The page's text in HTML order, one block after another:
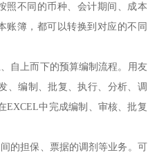
照不同的币种、会计期间、成本
账簿，都可以转换到对应的不同
自上而下的预算编制流程。用友
、编制、批复、执行、分析、调
EXCEL中完成编制、审核、批复
的担保、票据的调剂等业务。可